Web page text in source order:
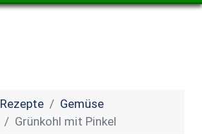
Rezepte
Gemüse
Grünkohl mit Pinkel